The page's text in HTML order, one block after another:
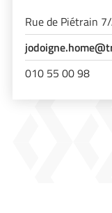
Rue de Piétrain
010 55 00 98